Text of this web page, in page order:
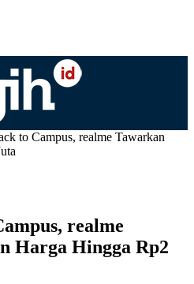
to Campus, realme Tawarkan
realme
Harga Hingga Rp2